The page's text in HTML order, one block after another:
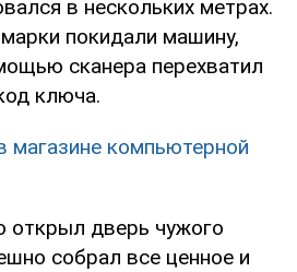
в нескольких метрах.
покидали машину,
сканера перехватил
ключа.
магазине компьютерной
открыл дверь чужого
собрал все ценное и